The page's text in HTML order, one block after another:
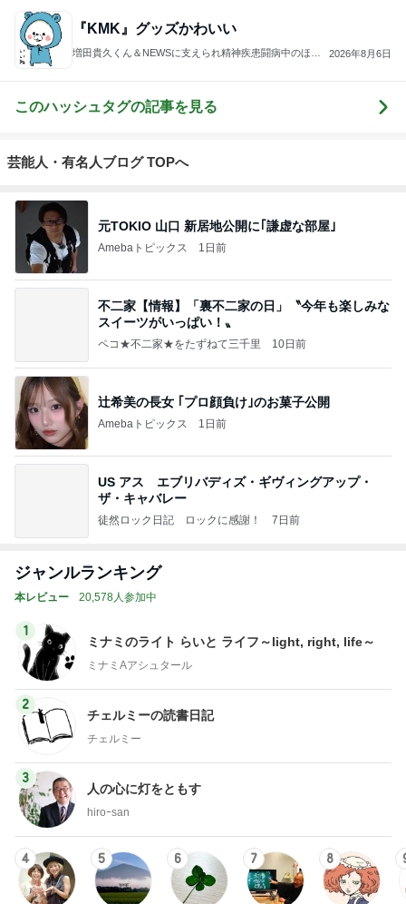
『KMK』グッズかわいい
増田貴久くん＆NEWSに支えられ精神疾患闘病中のほた
2026年8月6日
このハッシュタグの記事を見る
芸能人・有名人ブログ TOPへ
元TOKIO 山口 新居地公開に｢謙虚な部屋｣
Amebaトピックス 1日前
不二家【情報】「裏不二家の日」〝今年も楽しみな
スイーツがいっぱい！〟
ペコ★不二家★をたずねて三千里 10日前
辻希美の長女 ｢プロ顔負け｣のお菓子公開
Amebaトピックス 1日前
US アス エブリバディズ・ギヴィングアップ・
ザ・キャバレー
徒然ロック日記 ロックに感謝！ 7日前
ジャンルランキング
本レビュー 20,578人参加中
1
ミナミのライト らいと ライフ～light, right, life～
ミナミAアシュタール
2
チェルミーの読書日記
チェルミー
3
人の心に灯をともす
hiroｰsan
4 5 6 7 8